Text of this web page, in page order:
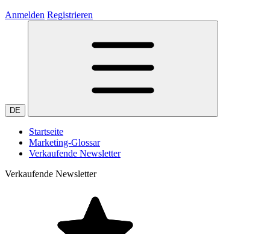
Anmelden Registrieren
DE
Startseite
Marketing-Glossar
Verkaufende Newsletter
Verkaufende Newsletter